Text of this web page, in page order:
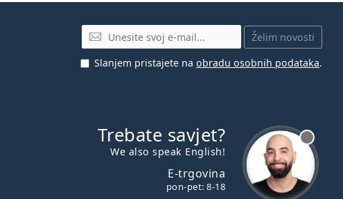
E-mail
Želim novosti
Slanjem pristajete na obradu osobnih podataka.
Trebate savjet?
We also speak English!
E-trgovina
pon-pet: 8-18